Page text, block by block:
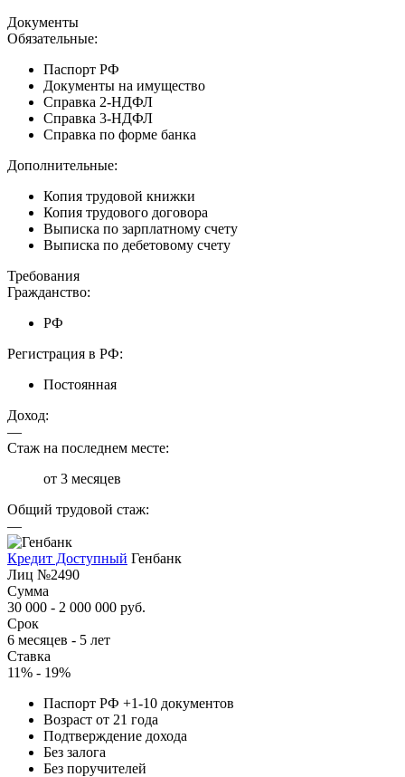
Документы
Обязательные:
Паспорт РФ
Документы на имущество
Справка 2-НДФЛ
Справка 3-НДФЛ
Справка по форме банка
Дополнительные:
Копия трудовой книжки
Копия трудового договора
Выписка по зарплатному счету
Выписка по дебетовому счету
Требования
Гражданство:
РФ
Регистрация в РФ:
Постоянная
Доход:
—
Стаж на последнем месте:
от 3 месяцев
Общий трудовой стаж:
—
Кредит Доступный Генбанк
Лиц №2490
Сумма
30 000 - 2 000 000 руб.
Срок
6 месяцев - 5 лет
Ставка
11% - 19%
Паспорт РФ +1-10 документов
Возраст от 21 года
Подтверждение дохода
Без залога
Без поручителей